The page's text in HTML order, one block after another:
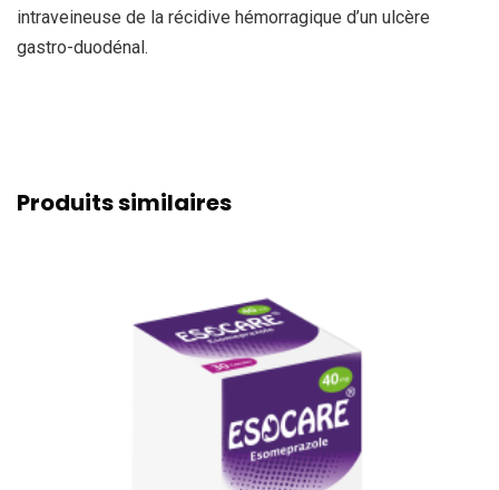
intraveineuse de la récidive hémorragique d’un ulcère
gastro-duodénal.
Produits similaires